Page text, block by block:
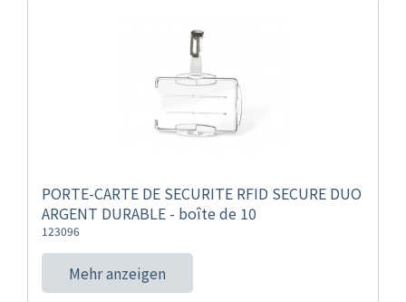
PORTE-CARTE DE SECURITE RFID SECURE DUO
ARGENT DURABLE - boîte de 10
123096
Mehr anzeigen